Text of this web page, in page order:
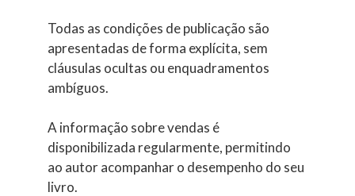
Todas as condições de publicação são
apresentadas de forma explícita, sem
cláusulas ocultas ou enquadramentos
ambíguos.
A informação sobre vendas é
disponibilizada regularmente, permitindo
ao autor acompanhar o desempenho do seu
livro.